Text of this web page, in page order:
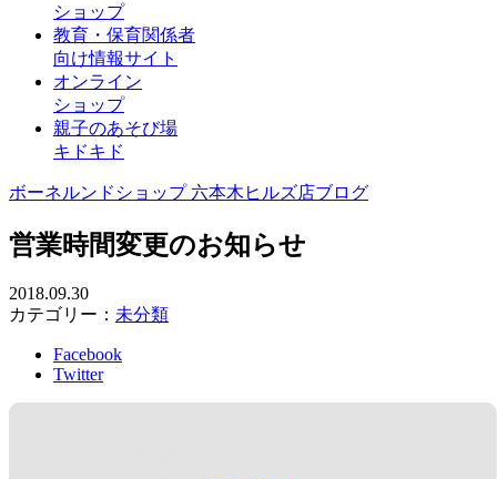
ショップ
教育・保育関係者
向け情報サイト
オンライン
ショップ
親子のあそび場
キドキド
ボーネルンドショップ 六本木ヒルズ店ブログ
営業時間変更のお知らせ
2018.09.30
カテゴリー： 未分類
Facebook
Twitter